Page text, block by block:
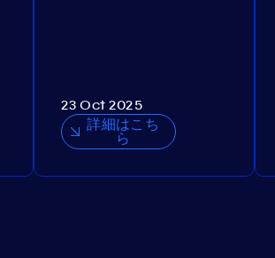
23 Oct 2025
詳細はこち
ら